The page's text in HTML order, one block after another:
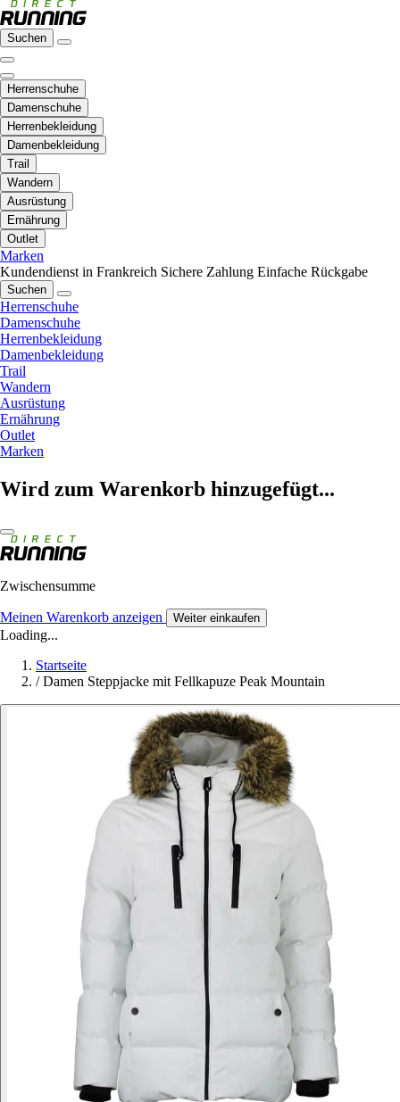
Suchen
Herrenschuhe
Damenschuhe
Herrenbekleidung
Damenbekleidung
Trail
Wandern
Ausrüstung
Ernährung
Outlet
Marken
Kundendienst in Frankreich Sichere Zahlung Einfache Rückgabe
Suchen
Herrenschuhe
Damenschuhe
Herrenbekleidung
Damenbekleidung
Trail
Wandern
Ausrüstung
Ernährung
Outlet
Marken
Wird zum Warenkorb hinzugefügt...
Zwischensumme
Meinen Warenkorb anzeigen Weiter einkaufen
Loading...
Startseite
/ Damen Steppjacke mit Fellkapuze Peak Mountain